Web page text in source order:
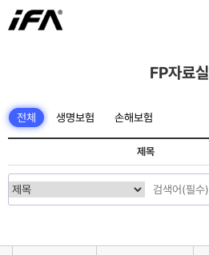
FP자료실
전체 생명보험 손해보험
제목